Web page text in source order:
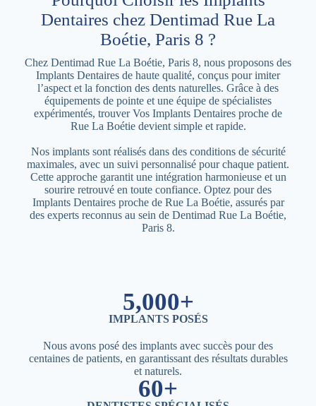
Dentaires chez Dentimad Rue La
Boétie, Paris 8 ?
Chez Dentimad Rue La Boétie, Paris 8, nous proposons des
Implants Dentaires de haute qualité, conçus pour imiter
l’aspect et la fonction des dents naturelles. Grâce à des
équipements de pointe et une équipe de spécialistes
expérimentés, trouver Vos Implants Dentaires proche de
Rue La Boétie devient simple et rapide.
Nos implants sont réalisés dans des conditions de sécurité
maximales, avec un suivi personnalisé pour chaque patient.
Cette approche garantit une intégration harmonieuse et un
sourire retrouvé en toute confiance. Optez pour des
Implants Dentaires proche de Rue La Boétie, assurés par
des experts reconnus au sein de Dentimad Rue La Boétie,
Paris 8.
5,000+
IMPLANTS POSÉS
Nous avons posé des implants avec succès pour des
centaines de patients, en garantissant des résultats durables
et naturels.
60+